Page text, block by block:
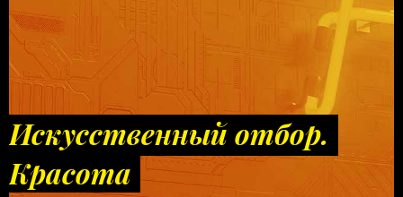
Искусственный отбор.
Красота